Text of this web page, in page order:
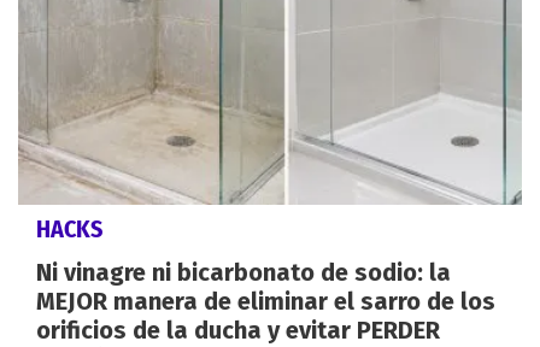
HACKS
Ni vinagre ni bicarbonato de sodio: la
MEJOR manera de eliminar el sarro de los
orificios de la ducha y evitar PERDER